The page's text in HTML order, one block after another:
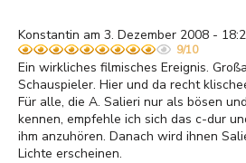
Konstantin am 3. Dezember 2008 -
9/10
Ein wirkliches filmisches Ereignis.
Schauspieler. Hier und da recht
Für alle, die A. Salieri nur als bösen
kennen, empfehle ich sich das c-dur
ihm anzuhören. Danach wird ihnen
Lichte erscheinen.